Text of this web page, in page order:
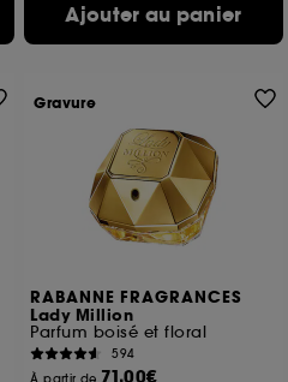
Ajouter au panier
RABANNE FRAGRANCES
Lady Million
Parfum boisé et floral
594
71,00€
Gravure